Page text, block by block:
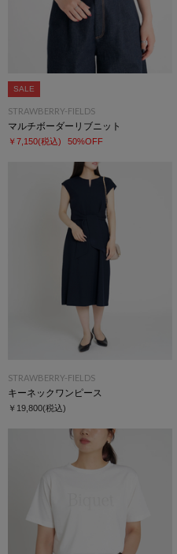
SALE
STRAWBERRY-FIELDS
マルチボーダーリブニット
￥7,150(税込) 50%OFF
STRAWBERRY-FIELDS
キーネックワンピース
￥19,800(税込)